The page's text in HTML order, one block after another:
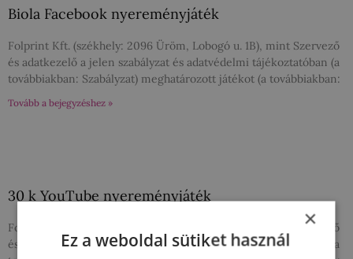
Biola Facebook nyereményjáték
Folprint Kft. (székhely: 2096 Üröm, Lobogó u. 1B), mint Szervező
és adatkezelő a jelen szabályzat és adatvédelmi tájékoztatóban (a
továbbiakban: Szabályzat) meghatározott játékot (a továbbiakban:
Tovább a bejegyzéshez »
30 k YouTube nyereményjáték
Folprint Kft. (székhely: 2096 Üröm, Lobogó u. 1B), mint Szervező
és adatkezelő a jelen szabályzat és adatvédelmi tájékoztatóban (a
×
Ez a weboldal sütiket használ